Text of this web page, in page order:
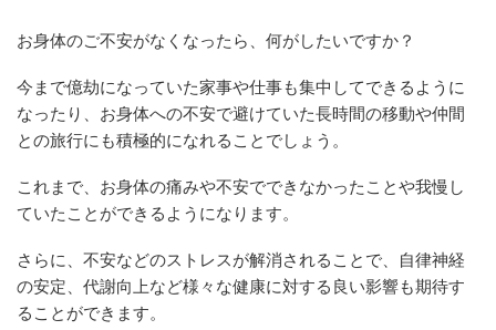
お身体のご不安がなくなったら、何がしたいですか？
今まで億劫になっていた家事や仕事も集中してできるように
なったり、お身体への不安で避けていた長時間の移動や仲間
との旅行にも積極的になれることでしょう。
これまで、お身体の痛みや不安でできなかったことや我慢し
ていたことができるようになります。
さらに、不安などのストレスが解消されることで、自律神経
の安定、代謝向上など様々な健康に対する良い影響も期待す
ることができます。